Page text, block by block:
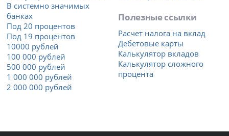
В системно значимых
банках
Под 20 процентов
Под 19 процентов
10000 рублей
100 000 рублей
500 000 рублей
1 000 000 рублей
2 000 000 рублей
Полезные ссылки
Расчет налога на вклад
Дебетовые карты
Калькулятор вкладов
Калькулятор сложного
процента